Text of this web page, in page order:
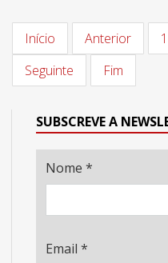
Início Anterior 1
Seguinte
Fim
SUBSCREVE A
Nome *
Email *